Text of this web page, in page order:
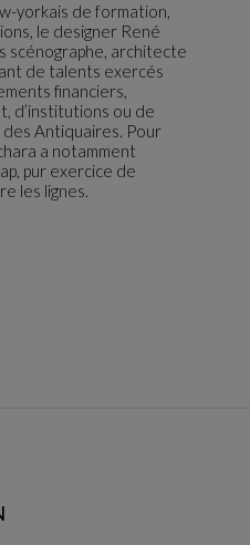
yorkais de formation,
le designer René
scénographe, architecte
de talents exercés
financiers,
d’institutions ou de
des Antiquaires. Pour
a notamment
pur exercice de
les lignes.